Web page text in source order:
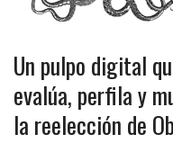
Un pulpo digital
evalúa, perfila y
la reelección de